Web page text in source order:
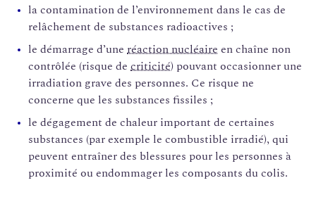
la contamination de l’environnement dans le cas de
relâchement de substances radioactives ;
le démarrage d’une réaction nucléaire en chaîne non
contrôlée (risque de criticité) pouvant occasionner une
irradiation grave des personnes. Ce risque ne
concerne que les substances fissiles ;
le dégagement de chaleur important de certaines
substances (par exemple le combustible irradié), qui
peuvent entraîner des blessures pour les personnes à
proximité ou endommager les composants du colis.